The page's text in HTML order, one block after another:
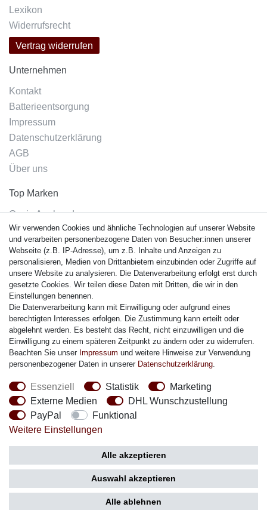
Lexikon
Widerrufsrecht
Vertrag widerrufen
Unternehmen
Kontakt
Batterieentsorgung
Impressum
Datenschutzerklärung
AGB
Über uns
Top Marken
Casio Armband
Festina Armband
Citizen Armband
M. Lacroix Armband
J. Lemans Armband
Uhrenarmbänder - Alle
Sicherheit
Social Media
Zahlung
Wir verwenden Cookies und ähnliche Technologien auf unserer Website
und verarbeiten personenbezogene Daten von Besucher:innen unserer
Webseite (z.B. IP-Adresse), um z.B. Inhalte und Anzeigen zu
personalisieren, Medien von Drittanbietern einzubinden oder Zugriffe auf
unsere Website zu analysieren. Die Datenverarbeitung erfolgt erst durch
gesetzte Cookies. Wir teilen diese Daten mit Dritten, die wir in den
Einstellungen benennen.
Die Datenverarbeitung kann mit Einwilligung oder aufgrund eines
berechtigten Interesses erfolgen. Die Zustimmung kann erteilt oder
abgelehnt werden. Es besteht das Recht, nicht einzuwilligen und die
Einwilligung zu einem späteren Zeitpunkt zu ändern oder zu widerrufen.
Beachten Sie unser Impressum und weitere Hinweise zur Verwendung
personenbezogener Daten in unserer Daten­schutz­erklärung
Essenziell Statistik
Marketing
Externe Medien
DHL Wunschzustellung
PayPal
Funktional
Weitere Einstellungen
Alle akzeptieren
Auswahl akzeptieren
Alle ablehnen